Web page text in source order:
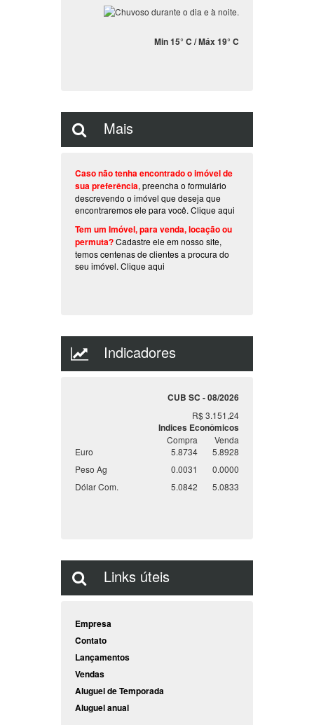
Min 15° C / Máx 19° C
Mais
Caso não tenha encontrado o imóvel de
sua preferência, preencha o formulário
descrevendo o imóvel que deseja que
encontraremos ele para você. Clique aqui
Tem um Imóvel, para venda, locação ou
permuta?Cadastre ele em nosso site,
temos centenas de clientes a procura do
seu imóvel. Clique aqui
Indicadores
CUB SC - 08/2026
R$ 3.151,24
Indices Econômicos
Compra
Venda
Euro
5.8734
5.8928
Peso Ag
0.0031
0.0000
Dólar Com.
5.0842 5.0833
Links úteis
Empresa
Contato
Lançamentos
Vendas
Aluguel de Temporada
Aluguel anual